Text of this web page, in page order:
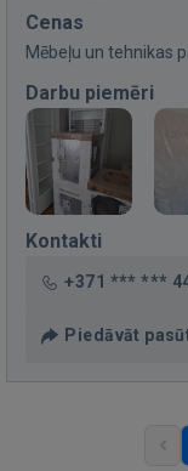
Cenas
Mēbeļu un tehnikas
Darbu piemēri
Kontakti
+371 *** ***
Piedāvāt